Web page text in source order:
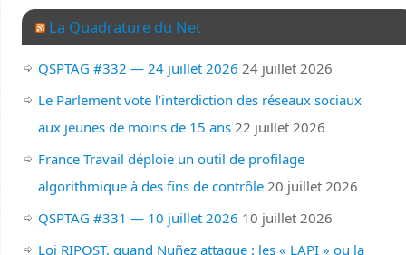
La Quadrature du Net
QSPTAG #332 — 24 juillet 2026 24 juillet 2026
Le Parlement vote l’interdiction des réseaux sociaux
aux jeunes de moins de 15 ans 22 juillet 2026
France Travail déploie un outil de profilage
algorithmique à des fins de contrôle 20 juillet 2026
QSPTAG #331 — 10 juillet 2026 10 juillet 2026
Loi RIPOST, quand Nuñez attaque : les « LAPI » ou la